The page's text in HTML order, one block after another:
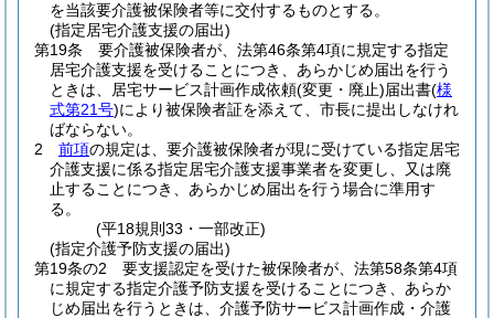
を当該要介護被保険者等に交付するものとする。
(指定居宅介護支援の届出)
第19条
要介護被保険者が、法第46条第4項に規定する指定
居宅介護支援を受けることにつき、あらかじめ届出を行う
ときは、居宅サービス計画作成依頼(変更・廃止)届出書(様
式第21号)により被保険者証を添えて、市長に提出しなけれ
ばならない。
2
前項の規定は、要介護被保険者が現に受けている指定居宅
介護支援に係る指定居宅介護支援事業者を変更し、又は廃
止することにつき、あらかじめ届出を行う場合に準用す
る。
(平18規則33・一部改正)
(指定介護予防支援の届出)
第19条の2
要支援認定を受けた被保険者が、法第58条第4項
に規定する指定介護予防支援を受けることにつき、あらか
じめ届出を行うときは、介護予防サービス計画作成・介護